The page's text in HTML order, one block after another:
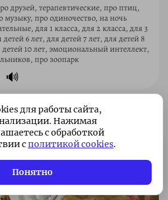
друзей, терапевтические, про птиц,
про одиночество, на ночь
для 1 класса, для 2 класса, для 3
детей 6 лет, для детей 7 лет, для детей 8
детей 10 лет, эмоциональный интеллект,
про зоопарк
🔊
для работы сайта,
Нажимая
с обработкой
сполитикой cookies.
Понятно